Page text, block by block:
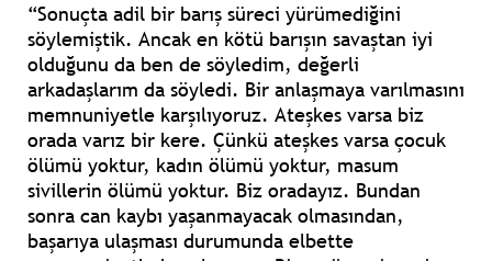
“Sonuçta adil bir barış süreci yürümediğini
söylemiştik. Ancak en kötü barışın savaştan iyi
olduğunu da ben de söyledim, değerli
arkadaşlarım da söyledi. Bir anlaşmaya varılmasını
memnuniyetle karşılıyoruz. Ateşkes varsa biz
orada varız bir kere. Çünkü ateşkes varsa çocuk
ölümü yoktur, kadın ölümü yoktur, masum
sivillerin ölümü yoktur. Biz oradayız. Bundan
sonra can kaybı yaşanmayacak olmasından,
başarıya ulaşması durumunda elbette